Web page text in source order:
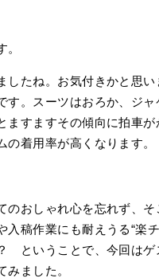
したね。お気付きかと思
す。スーツはおろか、ジ
ますますその傾向に拍車
着用率が高くなります。
のおしゃれ心を忘れず、
入稿作業にも耐えうる“楽
ということで、今回は
みました。